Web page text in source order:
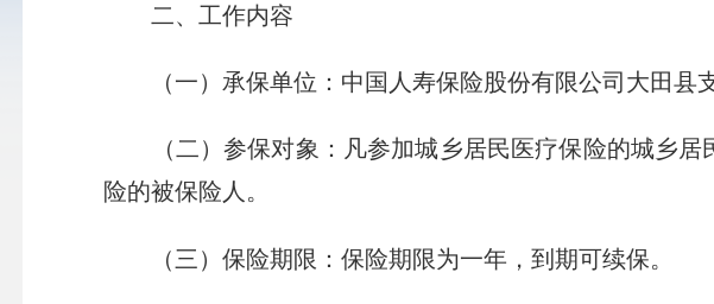
二、工作内容
（一）承保单位：中国人寿保险股份有限公司大田县支
（二）参保对象：凡参加城乡居民医疗保险的城乡居
险的被保险人。
（三）保险期限：保险期限为一年，到期可续保。